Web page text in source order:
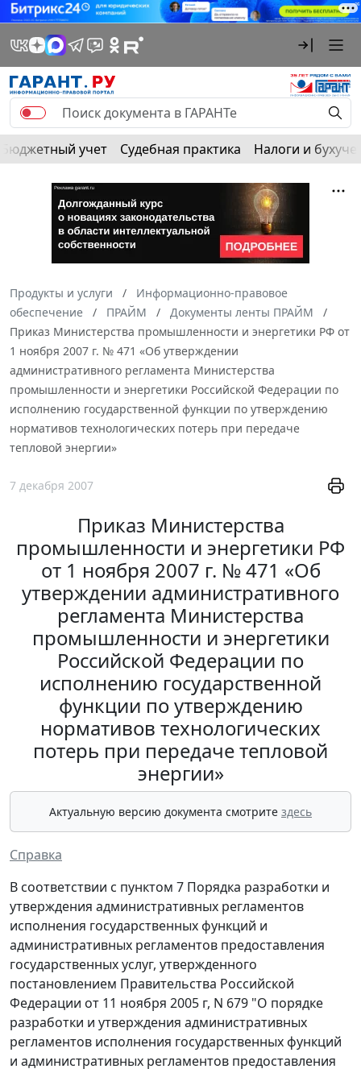
Бюджетный учет Судебная практика Налоги и
Продукты и услуги
Информационно-правовое
обеспечение
ПРАЙМ
Документы ленты ПРАЙМ
Приказ Министерства промышленности и энергетики РФ от
1 ноября 2007 г. № 471 «Об утверждении
административного регламента Министерства
промышленности и энергетики Российской Федерации по
исполнению государственной функции по утверждению
нормативов технологических потерь при передаче
тепловой энергии»
7 декабря 2007
Приказ Министерства
промышленности и энергетики РФ
от 1 ноября 2007 г. № 471 «Об
утверждении административного
регламента Министерства
промышленности и энергетики
Российской Федерации по
исполнению государственной
функции по утверждению
нормативов технологических
потерь при передаче тепловой
энергии»
Актуальную версию документа смотрите здесь
Справка
В соответствии с пунктом 7 Порядка разработки и
утверждения административных регламентов
исполнения государственных функций и
административных регламентов предоставления
государственных услуг, утвержденного
постановлением Правительства Российской
Федерации от 11 ноября 2005 г, N 679 "О порядке
разработки и утверждения административных
регламентов исполнения государственных функций
и административных регламентов предоставления